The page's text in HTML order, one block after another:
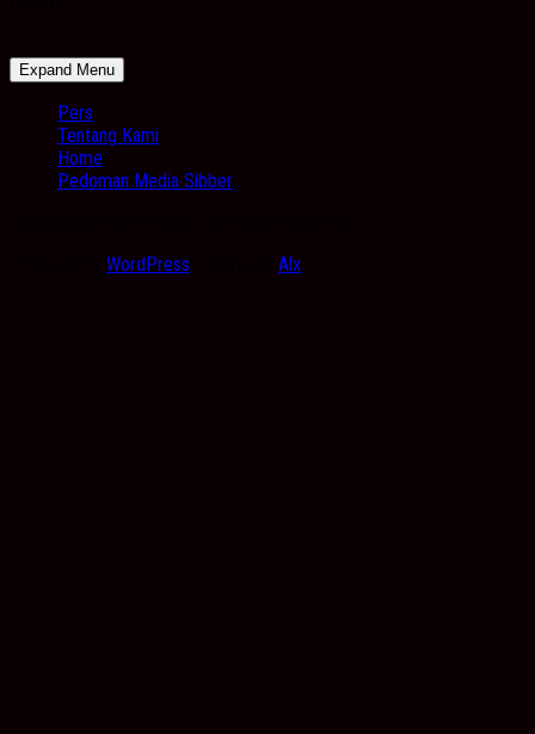
Expand Menu
Pers
Tentang Kami
Home
Pedoman Media Sibber
WordPress Alx